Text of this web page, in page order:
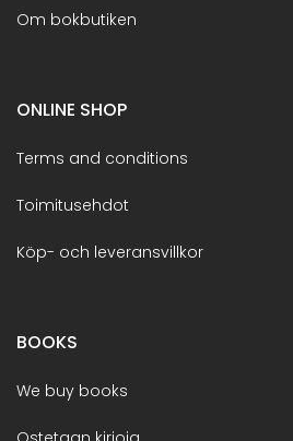
Om bokbutiken
ONLINE SHOP
Terms and conditions
Toimitusehdot
Köp- och leveransvillkor
BOOKS
We buy books